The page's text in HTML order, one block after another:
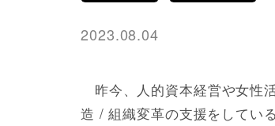
2023.08.04
昨今、人的資本経営や女性
造 / 組織変革の支援をしてい